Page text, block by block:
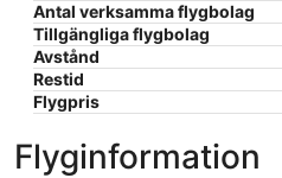
Antal verksamma flygbolag
Tillgängliga flygbolag
Avstånd
Restid
Flygpris
Flyginformation